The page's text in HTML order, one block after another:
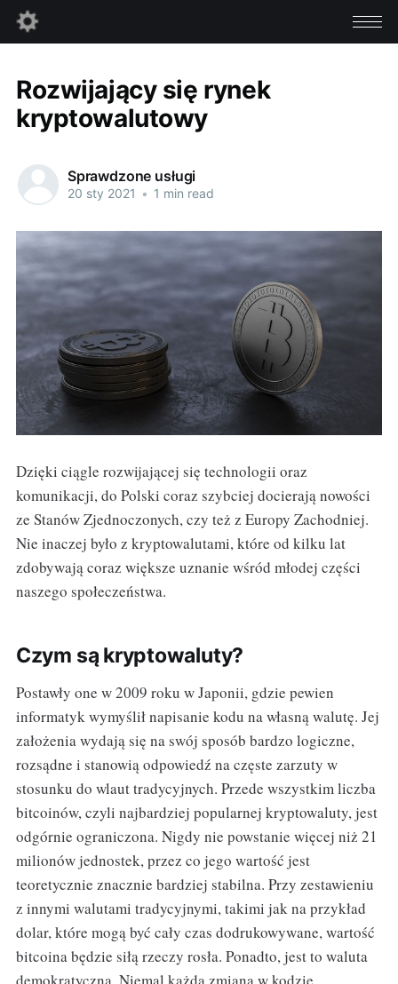
Rozwijający się rynek
kryptowalutowy
Sprawdzone usługi
20 sty 2021 • 1 min read
Dzięki ciągle rozwijającej się technologii oraz
komunikacji, do Polski coraz szybciej docierają nowości
ze Stanów Zjednoczonych, czy też z Europy Zachodniej.
Nie inaczej było z kryptowalutami, które od kilku lat
zdobywają coraz większe uznanie wśród młodej części
naszego społeczeństwa.
Czym są kryptowaluty?
Postawły one w 2009 roku w Japonii, gdzie pewien
informatyk wymyślił napisanie kodu na własną walutę. Jej
założenia wydają się na swój sposób bardzo logiczne,
rozsądne i stanowią odpowiedź na częste zarzuty w
stosunku do wlaut tradycyjnych. Przede wszystkim liczba
bitcoinów, czyli najbardziej popularnej kryptowaluty, jest
odgórnie ograniczona. Nigdy nie powstanie więcej niż 21
milionów jednostek, przez co jego wartość jest
teoretycznie znacznie bardziej stabilna. Przy zestawieniu
z innymi walutami tradycyjnymi, takimi jak na przykład
dolar, które mogą być cały czas dodrukowywane, wartość
bitcoina będzie siłą rzeczy rosła. Ponadto, jest to waluta